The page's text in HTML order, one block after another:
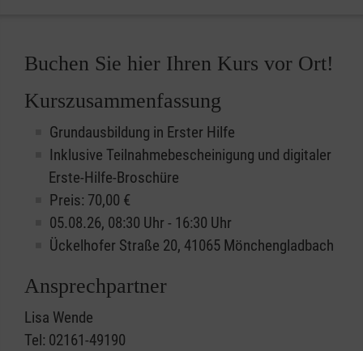
Buchen Sie hier Ihren Kurs vor Ort!
Kurszusammenfassung
Grundausbildung in Erster Hilfe
Inklusive Teilnahmebescheinigung und digitaler
Erste-Hilfe-Broschüre
Preis: 70,00 €
05.08.26, 08:30 Uhr - 16:30 Uhr
Ückelhofer Straße 20, 41065 Mönchengladbach
Ansprechpartner
Lisa Wende
Tel: 02161-49190